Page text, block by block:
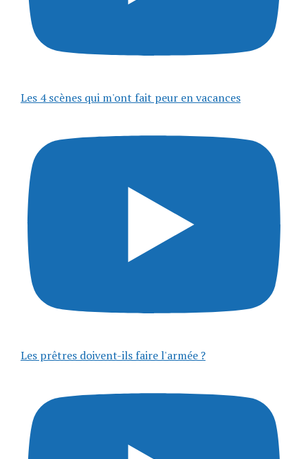
Les 4 scènes qui m'ont fait peur en vacances
Les prêtres doivent-ils faire l'armée ?